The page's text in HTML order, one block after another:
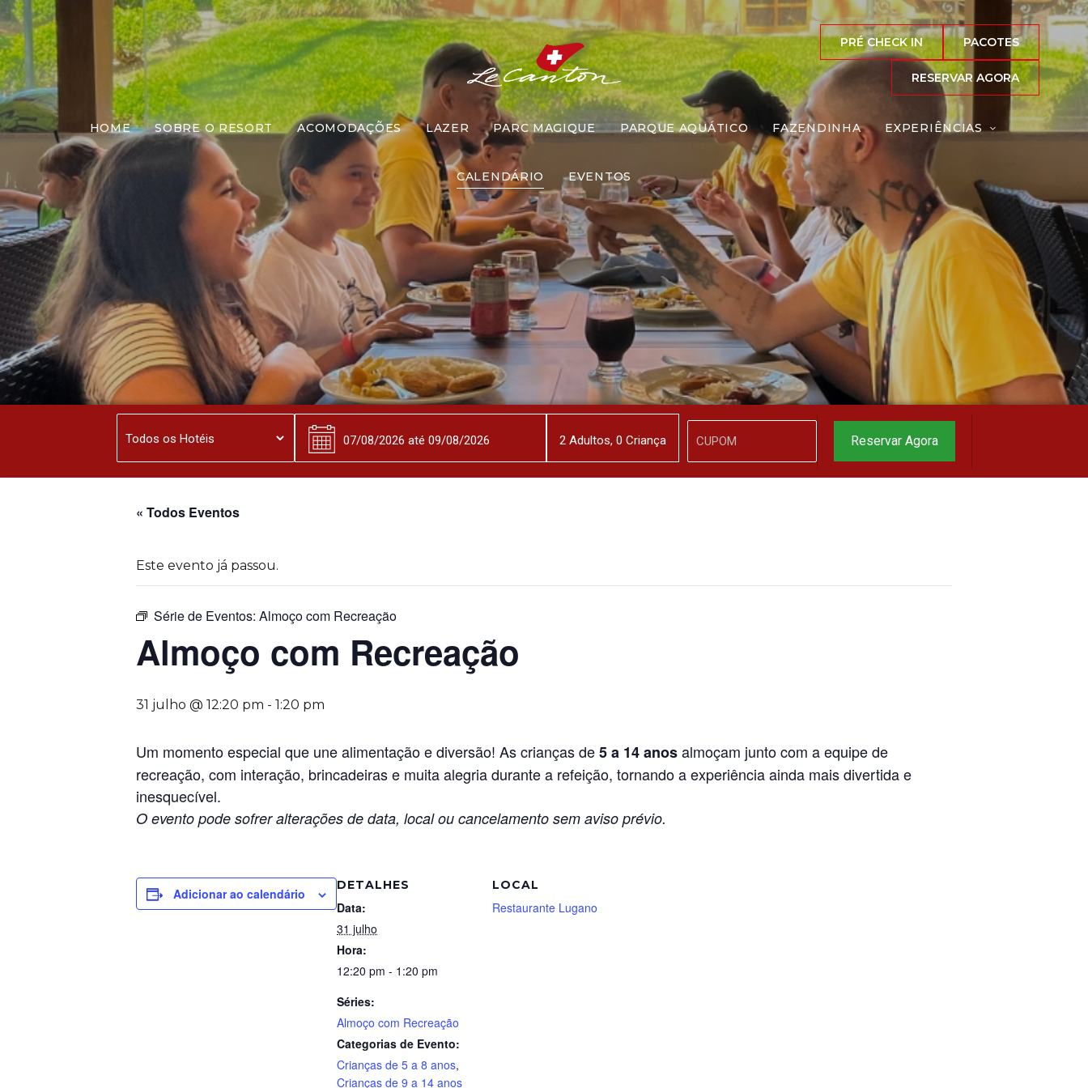
PRÉ CHECK IN PACOTES
RESERVAR AGORA
HOME SOBRE O RESORT ACOMODAÇÕES LAZER PARC MAGIQUE PARQUE AQUÁTICO FAZENDINHA EXPERIÊNCIAS
CALENDÁRIO EVENTOS
Almoço com Recreação
« Todos Eventos
Este evento já passou.
Série de Eventos: Almoço com Recreação
Almoço com Recreação
31 julho @ 12:20 pm - 1:20 pm
Um momento especial que une alimentação e diversão! As crianças de5 a 14 anosalmoçam junto com a equipe de
recreação, com interação, brincadeiras e muita alegria durante a refeição, tornando a experiência ainda mais divertida e
inesquecível.
O evento pode sofrer alterações de data, local ou cancelamento sem aviso prévio.
Adicionar ao calendário
DETALHES
Data:
31 julho
Hora:
12:20 pm - 1:20 pm
Séries:
Almoço com Recreação
Categorias de Evento:
Crianças de 5 a 8 anos,
Crianças de 9 a 14 anos
LOCAL
Restaurante Lugano
2Adultos, 0 Criança
Reserve agora, com
o melhor preço
garantido
▼
Reservar Agora